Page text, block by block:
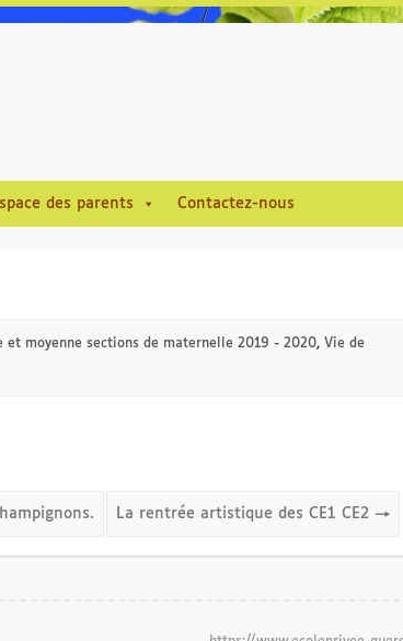
des parents Contactez-nous
et moyenne sections de maternelle 2019 - 2020, Vie de
La rentrée artistique des CE1 CE2→